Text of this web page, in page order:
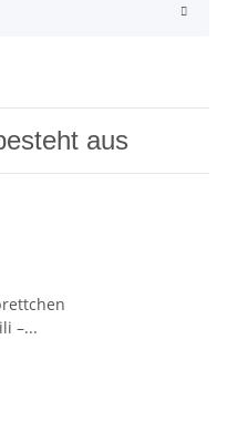
aus